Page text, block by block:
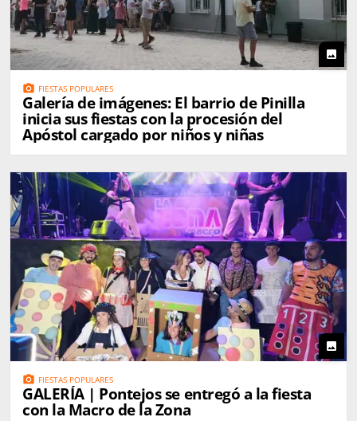
photo
photo_camera FIESTAS POPULARES
Galería de imágenes: El barrio de Pinilla
inicia sus fiestas con la procesión del
Apóstol cargado por niños y niñas
photo
photo_camera FIESTAS POPULARES
GALERÍA | Pontejos se entregó a la fiesta
con la Macro de la Zona